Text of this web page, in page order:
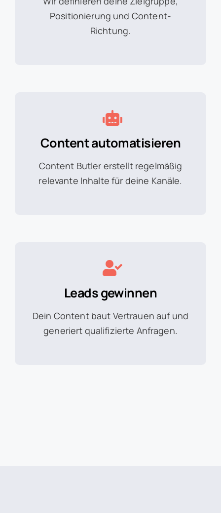
Positionierung und Content-
Richtung.
Content automatisieren
Content Butler erstellt regelmäßig
relevante Inhalte für deine Kanäle.
Leads gewinnen
Dein Content baut Vertrauen auf und
generiert qualifizierte Anfragen.